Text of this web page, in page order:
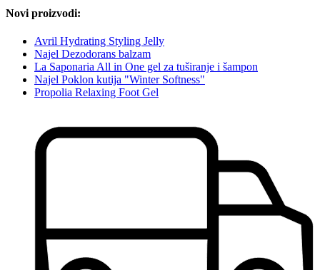
Novi proizvodi:
Avril Hydrating Styling Jelly
Najel Dezodorans balzam
La Saponaria All in One gel za tuširanje i šampon
Najel Poklon kutija "Winter Softness"
Propolia Relaxing Foot Gel